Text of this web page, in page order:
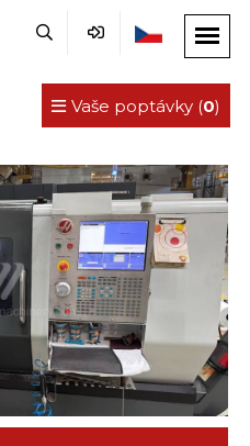
Vaše poptávky (0)